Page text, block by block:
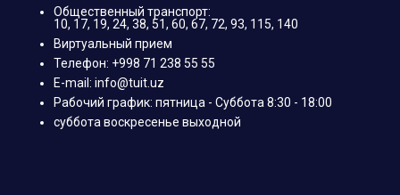
Общественный транспорт:
10, 17, 19, 24, 38, 51, 60, 67, 72, 93, 115, 140
Виртуальный прием
Телефон: +998 71 238 55 55
E-mail: info@tuit.uz
Рабочий график: пятница - Суббота 8:30 - 18:00
суббота воскресенье выходной